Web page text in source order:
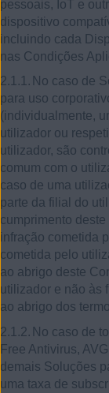
pessoais, IoT e
dispositivo
incluindo cada
nas Condições
2.1.1. No caso de
para uso
(individualmente,
utilizador ou
utilizador, são
comum com o
caso de uma
parte da filial do
cumprimento
infração cometida
cometida pelo
ao abrigo deste
utilizador e não às
ao abrigo dos
2.1.2. No caso de
Free Antivirus,
demais Soluções
uma taxa de